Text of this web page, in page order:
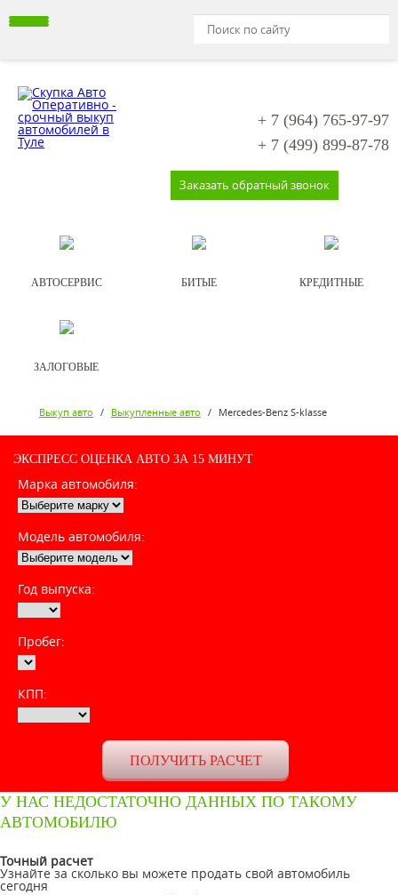
+ 7 (964) 765-97-97
+ 7 (499) 899-87-78
Заказать обратный звонок
АВТОСЕРВИС БИТЫЕ КРЕДИТНЫЕ
ЗАЛОГОВЫЕ
Выкуп авто / Выкупленные авто / Mercedes-Benz S-klasse
ЭКСПРЕСС ОЦЕНКА АВТО ЗА 15 МИНУТ
Марка автомобиля:
Модель автомобиля:
Год выпуска:
Пробег:
КПП:
У НАС НЕДОСТАТОЧНО ДАННЫХ ПО ТАКОМУ
АВТОМОБИЛЮ
Точный расчет
Узнайте за сколько вы можете продать свой автомобиль
сегодня